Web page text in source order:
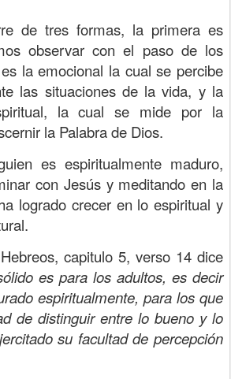
de tres formas, la primera es
observar con el paso de los
la emocional la cual se percibe
las situaciones de la vida, y la
la cual se mide por la
la Palabra de Dios.
es espiritualmente maduro,
con Jesús y meditando en la
logrado crecer en lo espiritual y
capitulo 5, verso 14 dice
es para los adultos, es decir
espiritualmente, para los que
de distinguir entre lo bueno y lo
su facultad de percepción